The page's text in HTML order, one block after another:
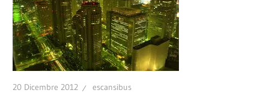
20 Dicembre 2012 escansibus